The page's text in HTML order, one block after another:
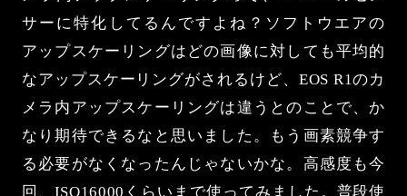
サーに特化してるんですよね？ソフトウエアの
アップスケーリングはどの画像に対しても平均的
なアップスケーリングがされるけど、EOS R1のカ
メラ内アップスケーリングは違うとのことで、か
なり期待できるなと思いました。もう画素競争す
る必要がなくなったんじゃないかな。高感度も今
回、ISO16000くらいまで使ってみました。普段使